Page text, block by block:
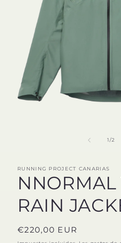
1/de
2
RUNNING PROJECT CANARIAS
NNORMAL
RAIN
Precio
€220,00 EUR